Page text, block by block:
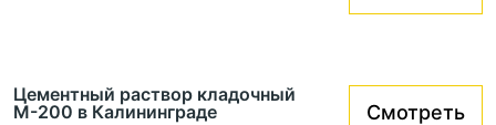
Цементный раствор кладочный
М-200 в Калининграде
Смотреть